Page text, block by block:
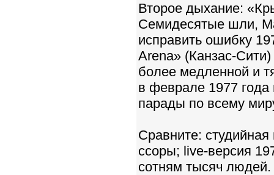
Второе дыхание:
Семидесятые шли,
исправить ошибку
Arena» (Канзас-
более медленной и
в феврале 1977
парады по всему
Сравните:
ссоры; live-версия
сотням тысяч людей.